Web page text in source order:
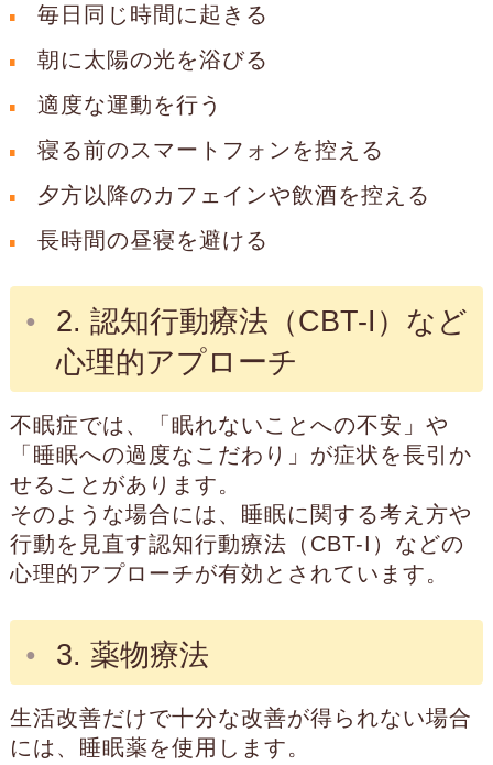
毎日同じ時間に起きる
朝に太陽の光を浴びる
適度な運動を行う
寝る前のスマートフォンを控える
夕方以降のカフェインや飲酒を控える
長時間の昼寝を避ける
2. 認知行動療法（CBT-I）など
心理的アプローチ
不眠症では、「眠れないことへの不安」や
「睡眠への過度なこだわり」が症状を長引か
せることがあります。
そのような場合には、睡眠に関する考え方や
行動を見直す認知行動療法（CBT-I）などの
心理的アプローチが有効とされています。
3. 薬物療法
生活改善だけで十分な改善が得られない場合
には、睡眠薬を使用します。